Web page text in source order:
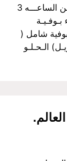
الغــــداء سـعـر الـفـرد :350 جـنـيـة مــن الساعـــه 3
غـــداء بـوفـيـة
البوفية شامل (
الـحـلـو